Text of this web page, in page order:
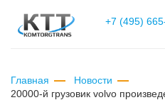
+7 (495)
Главная
Новости
20000-й грузовик volvo